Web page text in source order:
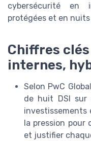
cybersécurité en
protégées et en
Chiffres clés
internes,
Selon PwC
de huit DSI sur
investissements
la pression pour
et justifier